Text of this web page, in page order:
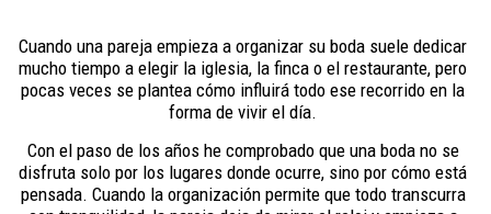
Cuando una pareja empieza a organizar su boda suele dedicar
mucho tiempo a elegir la iglesia, la finca o el restaurante, pero
pocas veces se plantea cómo influirá todo ese recorrido en la
forma de vivir el día.
Con el paso de los años he comprobado que una boda no se
disfruta solo por los lugares donde ocurre, sino por cómo está
pensada. Cuando la organización permite que todo transcurra